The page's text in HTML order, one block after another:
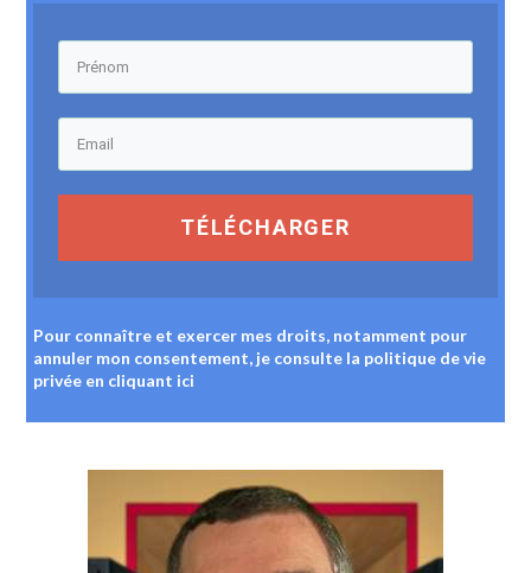
TÉLÉCHARGER
Pour connaître et exercer mes droits, notamment pour
annuler mon consentement, je consulte la politique de vie
privée en cliquant ici